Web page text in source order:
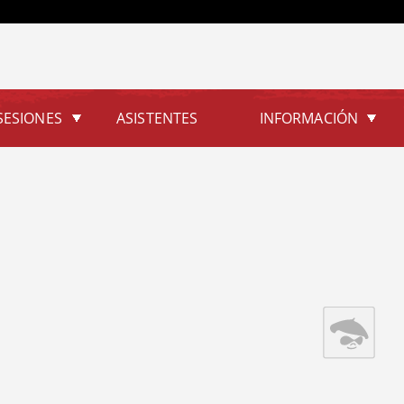
ASISTENTES INFORMACIÓN